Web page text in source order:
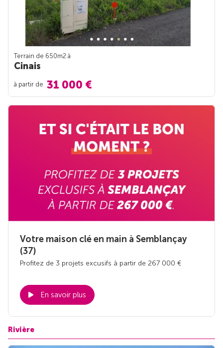
Terrain de 650m2 à
Cinais
à partir de 31 000 €
Votre maison clé en main à Semblançay
(37)
Profitez de 3 projets excusifs à partir de 267 000 €
En savoir plus
Rivière